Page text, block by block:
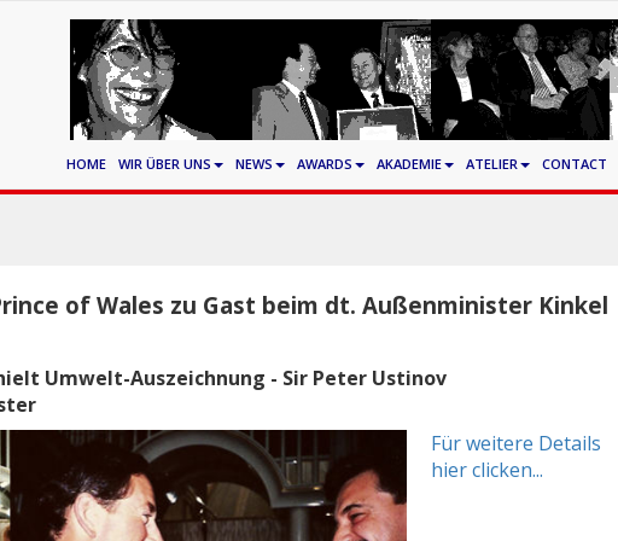
HOME WIR ÜBER UNS NEWS AWARDS AKADEMIE ATELIER CONTACT
of Wales zu Gast beim dt. Außenminister Kinkel
Umwelt-Auszeichnung - Sir Peter Ustinov
Für weitere Details
hier clicken...